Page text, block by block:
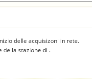
delle acquisizoni in rete.
della stazione di .